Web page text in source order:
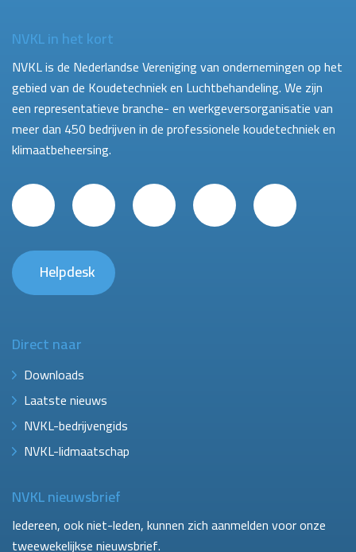
NVKL in het kort
NVKL is de Nederlandse Vereniging van ondernemingen op het
gebied van de Koudetechniek en Luchtbehandeling. We zijn
een representatieve branche- en werkgeversorganisatie van
meer dan 450 bedrijven in de professionele koudetechniek en
klimaatbeheersing.
Helpdesk
Direct naar
Downloads
Laatste nieuws
NVKL-bedrijvengids
NVKL-lidmaatschap
NVKL nieuwsbrief
Iedereen, ook niet-leden, kunnen zich aanmelden voor onze
tweewekelijkse nieuwsbrief.